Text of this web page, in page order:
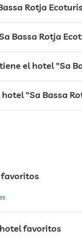
Rotja
Bassa Rotja
el hotel "Sa
"Sa Bassa
favoritos
favoritos